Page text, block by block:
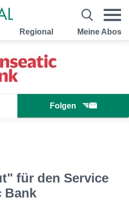
Regional Meine Abos
Folgen
für den Service
Bank